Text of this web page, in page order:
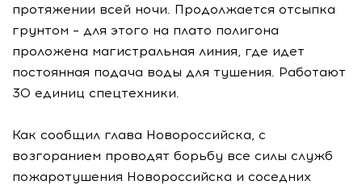
протяжении всей ночи. Продолжается отсыпка
грунтом – для этого на плато полигона
проложена магистральная линия, где идет
постоянная подача воды для тушения. Работают
30 единиц спецтехники.
Как сообщил глава Новороссийска, с
возгоранием проводят борьбу все силы служб
пожаротушения Новороссийска и соседних